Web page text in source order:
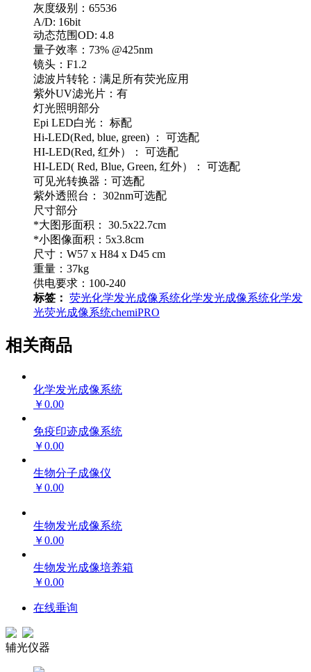
灰度级别：65536
A/D: 16bit
动态范围OD: 4.8
量子效率：73% @425nm
镜头：F1.2
滤波片转轮：满足所有荧光应用
紫外UV滤光片：有
灯光照明部分
Epi LED白光： 标配
Hi-LED(Red, blue, green) ： 可选配
HI-LED(Red, 红外）： 可选配
HI-LED( Red, Blue, Green, 红外）： 可选配
可见光转换器：可选配
紫外透照台： 302nm可选配
尺寸部分
*大图形面积： 30.5x22.7cm
*小图像面积：5x3.8cm
尺寸：W57 x H84 x D45 cm
重量：37kg
供电要求：100-240
标签： 荧光化学发光成像系统化学发光成像系统化学发
光荧光成像系统chemiPRO
相关商品
化学发光成像系统
￥0.00
免疫印迹成像系统
￥0.00
生物分子成像仪
￥0.00
生物发光成像系统
￥0.00
生物发光成像培养箱
￥0.00
在线垂询
辅光仪器